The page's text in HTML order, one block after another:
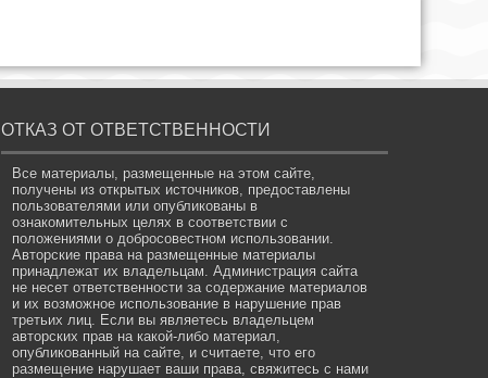
ОТКАЗ ОТ ОТВЕТСТВЕННОСТИ
Все материалы, размещенные на этом сайте,
получены из открытых источников, предоставлены
пользователями или опубликованы в
ознакомительных целях в соответствии с
положениями о добросовестном использовании.
Авторские права на размещенные материалы
принадлежат их владельцам. Администрация сайта
не несет ответственности за содержание материалов
и их возможное использование в нарушение прав
третьих лиц. Если вы являетесь владельцем
авторских прав на какой-либо материал,
опубликованный на сайте, и считаете, что его
размещение нарушает ваши права, свяжитесь с нами